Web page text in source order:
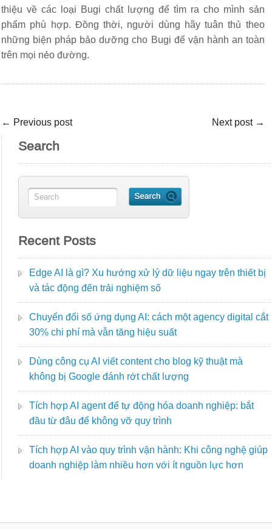
thiệu về các loại Bugi chất lượng để tìm ra cho mình sản
phẩm phù hợp. Đồng thời, người dùng hãy tuân thủ theo
những biện pháp bảo dưỡng cho Bugi để vận hành an toàn
trên mọi nẻo đường.
← Previous post Next post →
Search
Recent Posts
Edge AI là gì? Xu hướng xử lý dữ liệu ngay trên thiết bị
và tác động đến trải nghiệm số
Chuyển đổi số ứng dụng AI: cách một agency digital cắt
30% chi phí mà vẫn tăng hiệu suất
Dùng công cụ AI viết content cho blog kỹ thuật mà
không bị Google đánh rớt chất lượng
Tích hợp AI agent để tự động hóa doanh nghiệp: bắt
đầu từ đâu để không vỡ quy trình
Tích hợp AI vào quy trình vận hành: Khi công nghệ giúp
doanh nghiệp làm nhiều hơn với ít nguồn lực hơn